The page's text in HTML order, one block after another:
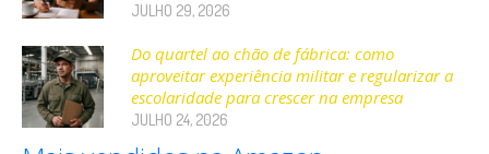
JULHO 29, 2026
Do quartel ao chão de fábrica: como
aproveitar experiência militar e regularizar a
escolaridade para crescer na empresa
JULHO 24, 2026